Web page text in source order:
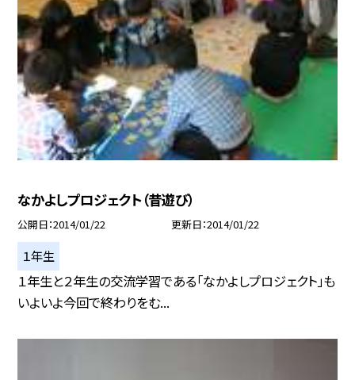
なかよしプロジェクト（昔遊び）
公開日 2014/01/22 更新日 2014/01/22
１年生
１年生と２年生の交流学習である「なかよしプロジェクト」も
いよいよ今回で終わりをむ...